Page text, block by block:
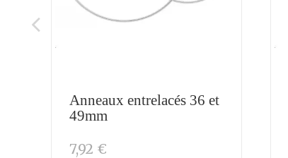
Anneaux entrelacés 36 et
49mm
7,92 €